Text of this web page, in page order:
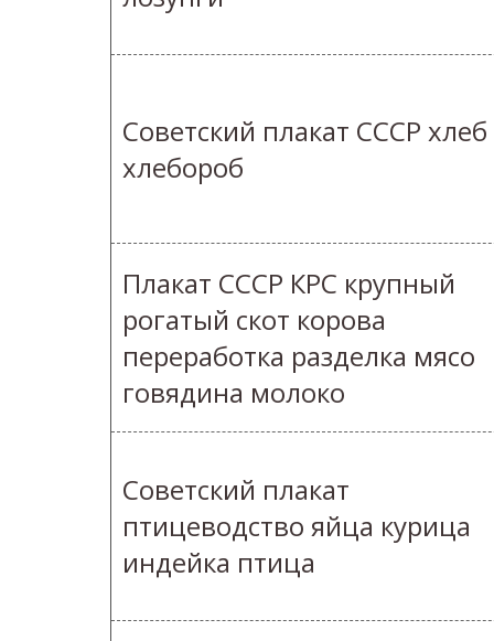
Советский плакат СССР хлеб
хлебороб
Плакат СССР КРС крупный
рогатый скот корова
переработка разделка мясо
говядина молоко
Советский плакат
птицеводство яйца курица
индейка птица